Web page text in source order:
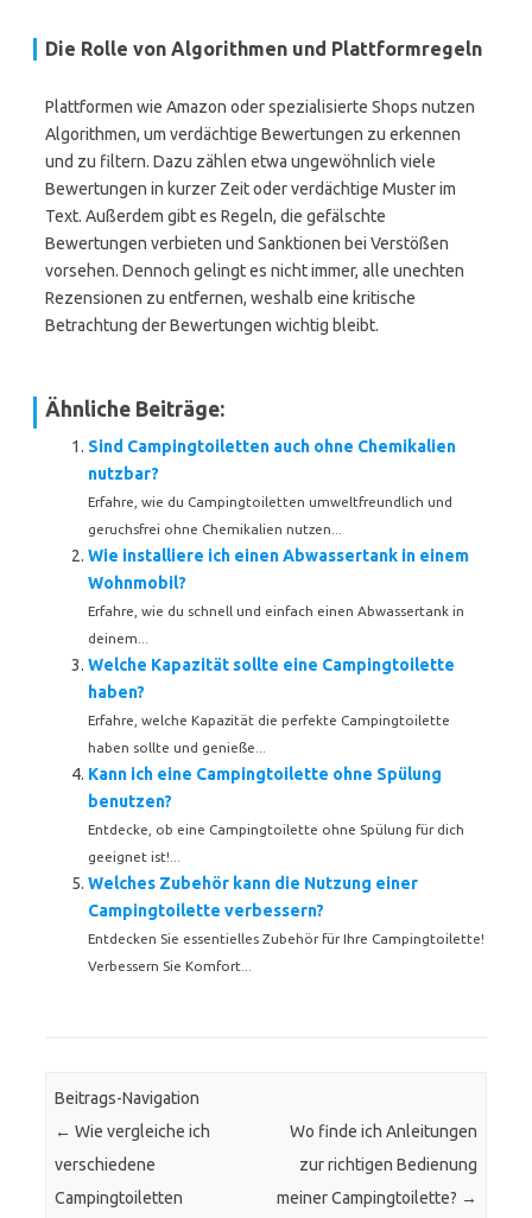
Die Rolle von Algorithmen und Plattformregeln
Plattformen wie Amazon oder spezialisierte Shops nutzen
Algorithmen, um verdächtige Bewertungen zu erkennen
und zu filtern. Dazu zählen etwa ungewöhnlich viele
Bewertungen in kurzer Zeit oder verdächtige Muster im
Text. Außerdem gibt es Regeln, die gefälschte
Bewertungen verbieten und Sanktionen bei Verstößen
vorsehen. Dennoch gelingt es nicht immer, alle unechten
Rezensionen zu entfernen, weshalb eine kritische
Betrachtung der Bewertungen wichtig bleibt.
Ähnliche Beiträge:
Sind Campingtoiletten auch ohne Chemikalien
nutzbar?
Erfahre, wie du Campingtoiletten umweltfreundlich und
geruchsfrei ohne Chemikalien nutzen...
Wie installiere ich einen Abwassertank in einem
Wohnmobil?
Erfahre, wie du schnell und einfach einen Abwassertank in
deinem...
Welche Kapazität sollte eine Campingtoilette
haben?
Erfahre, welche Kapazität die perfekte Campingtoilette
haben sollte und genieße...
Kann ich eine Campingtoilette ohne Spülung
benutzen?
Entdecke, ob eine Campingtoilette ohne Spülung für dich
geeignet ist!...
Welches Zubehör kann die Nutzung einer
Campingtoilette verbessern?
Entdecken Sie essentielles Zubehör für Ihre Campingtoilette!
Verbessern Sie Komfort...
Beitrags-Navigation
← Wie vergleiche ich
verschiedene
Campingtoiletten
Wo finde ich Anleitungen
zur richtigen Bedienung
meiner Campingtoilette? →